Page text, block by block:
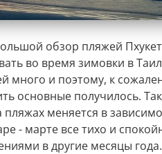
обзор пляжей
во время зимовки в
много и поэтому, к
основные получилось.
меняется в
- марте все тихо и
в другие месяцы года.